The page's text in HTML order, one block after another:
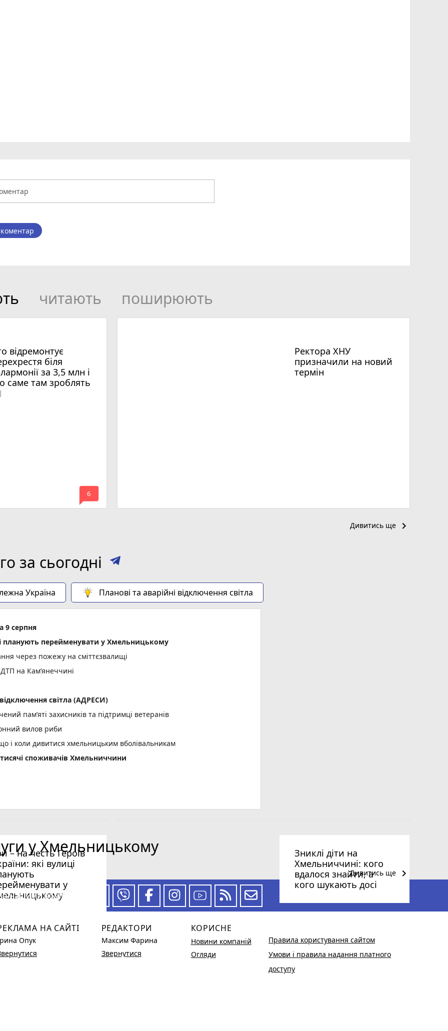
читають поширюють
відремонтує
біля
за 3,5 млн і
саме там зроблять
mode_comment
6
Ректора ХНУ
призначили на новий
термін
Дивитись ще keyboard_arrow_right
за сьогодні
Україна Планові та аварійні відключення світла
9 серпня
планують перейменувати у Хмельницькому
через пожежу на сміттєзвалищі
на Кам’янеччині
світла (АДРЕСИ)
пам’яті захисників та підтримці ветеранів
вилов риби
і коли дивитися хмельницьким вболівальникам
споживачів Хмельниччини
– на честь Героїв
які вулиці
у
Зниклі діти на
Хмельниччині: кого
вдалося знайти, а
кого шукають досі
у Хмельницькому
Дивитись ще keyboard_arrow_right
нашими новинами
НА САЙТІ
Опук
РЕДАКТОРИ
Максим Фарина
Звернутися
КОРИСНЕ
Новини компаній
Огляди
Правила користування сайтом
Умови і правила надання платного
доступу